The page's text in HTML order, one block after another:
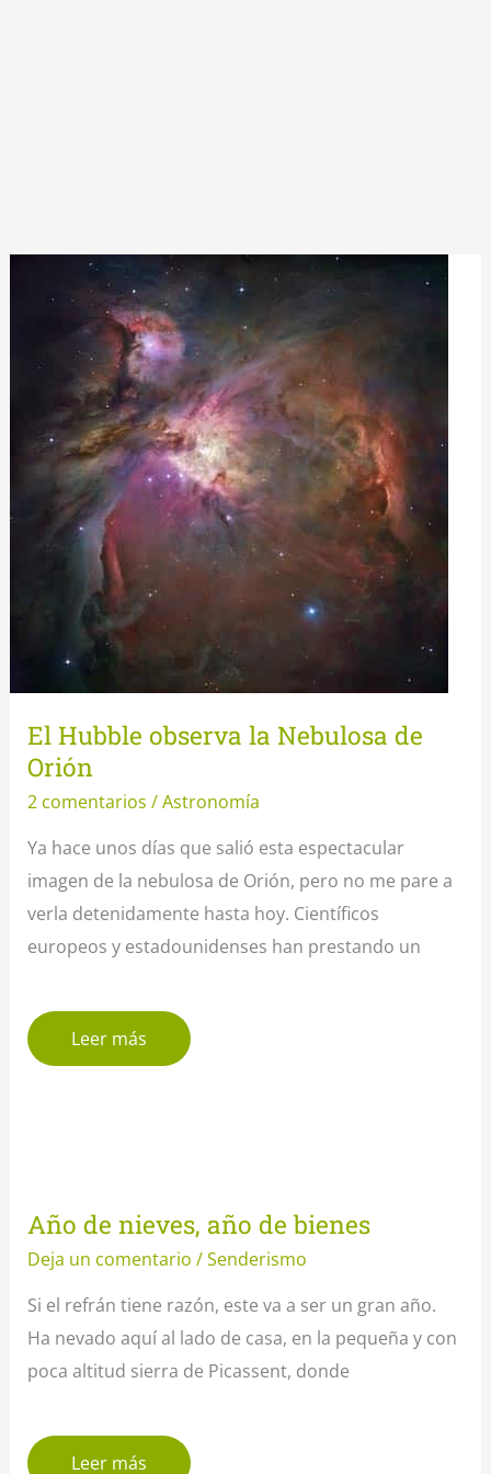
El Hubble observa la Nebulosa de
Orión
2 comentarios /Astronomía
Ya hace unos días que salió esta espectacular
imagen de la nebulosa de Orión, pero no me pare a
verla detenidamente hasta hoy. Científicos
europeos y estadounidenses han prestando un
Leer más
Año de nieves, año de bienes
Deja un comentario /Senderismo
Si el refrán tiene razón, este va a ser un gran año.
Ha nevado aquí al lado de casa, en la pequeña y con
poca altitud sierra de Picassent, donde
Leer más